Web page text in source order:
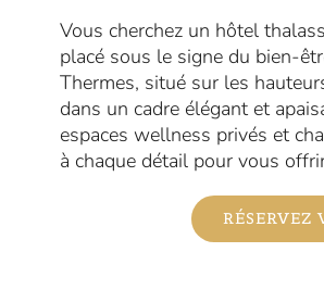
Vous cherchez un hôtel
placé sous le signe du bien-
Thermes, situé sur les
dans un cadre élégant et
espaces wellness privés et
à chaque détail pour vous
RÉSERVEZ